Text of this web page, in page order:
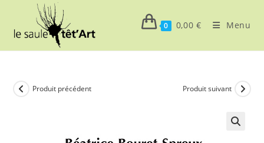
content
0 0,00 € Menu
Produit précédent Produit suivant